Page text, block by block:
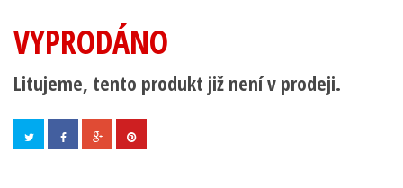
VYPRODÁNO
Litujeme, tento produkt již není v prodeji.